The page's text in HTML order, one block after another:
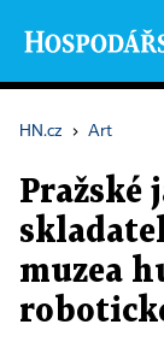
HN.cz › Art
Pražské
muzea